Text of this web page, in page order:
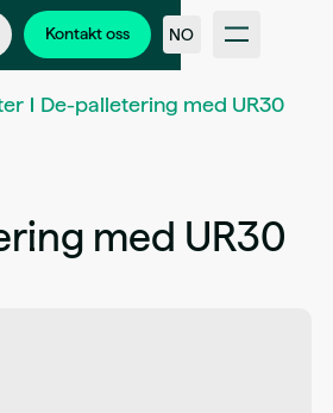
Kontakt oss NO
De-palletering med UR30
med UR30